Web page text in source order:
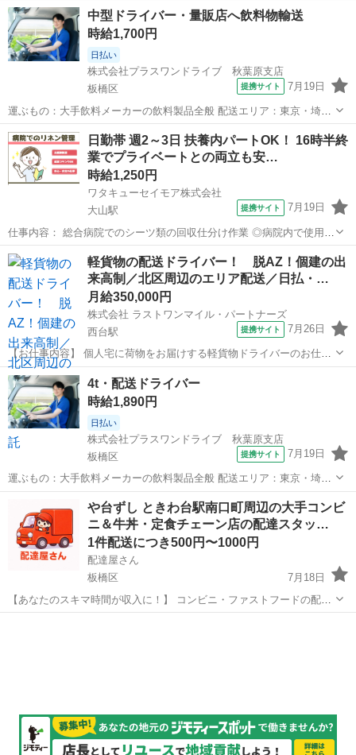
へ飲料をお届けしていただきます。 長距離運転はなく、固定エリア中
心の配送なので安心して勤務できま...
東京 板橋区 ドライバー
中型ドライバー・量販店へ飲料物輸送
時給1,700円
日払い
株式会社プラスワンドライブ 秋葉原支店
板橋区
提携サイト 7月19日
運ぶもの：大手飲料メーカーの飲料製品全般 配送エリア：東京・埼玉
などの近隣エリア 配送先：スーパー、コンビニ、ドラッグストア、飲
食店など 運転車両：3t～4tトラック ◆業務内容◆ あらかじめ仕分けさ
れた商品をトラックへ積...
東京 板橋区 ドライバー
日勤帯 週2～3日 扶養内パートOK！ 16時半終
業でプライベートとの両立も安…
時給1,250円
ワタキューセイモア株式会社
大山駅
提携サイト 7月19日
仕事内容： 総合病院でのシーツ類の回収仕分け作業 ◎病院内で使用さ
れるシ−ツや枕カバ−等の寝具類の回収や仕分け、納品業務をお願いし
ます。 ・各病棟の使用済みのシーツ類を回収し消毒処理された品を納
品 ・外来の使用済みのシーツ...
東京 板橋区 大山駅 倉庫
軽貨物の配送ドライバー！ 脱AZ！個建の出
来高制／北区周辺のエリア配送／日払・…
月給350,000円
株式会社 ラストワンマイル・パートナーズ
西台駅
提携サイト 7月26日
【お仕事内容】 個人宅に荷物をお届けする軽貨物ドライバーのお仕事
です。 ＜具体的な仕事内容＞ ●担当エリア内での荷物の配達・集荷 ●
軽バンでのエリア配送 （ナビ・地図アプリ推奨） ●荷物の積み下ろ
し、受取確認（サインまた...
東京 板橋区 西台駅 配送
4t・配送ドライバー
時給1,890円
日払い
株式会社プラスワンドライブ 秋葉原支店
板橋区
提携サイト 7月19日
運ぶもの：大手飲料メーカーの飲料製品全般 配送エリア：東京・埼玉
などの近隣エリア 配送先：スーパー、コンビニ、ドラッグストア、飲
食店など 運転車両：3t～4tトラック ◆業務内容◆ あらかじめ仕分けさ
れた商品をトラックへ積...
ドライバー
や台ずし ときわ台駅南口町周辺の大手コンビ
ニ＆牛丼・定食チェーン店の配達スタッ…
1件配送につき500円〜1000円
配達屋さん
板橋区
7月18日
【あなたのスキマ時間が収入に！】 コンビニ・ファストフードの配達
バイト、始めませんか？ アプリで空いた時間にサクッと配達！ 配達す